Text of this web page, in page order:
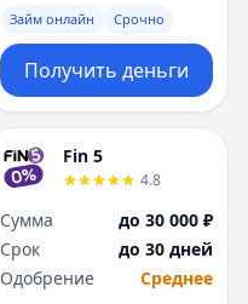
Пенза
Пермь
Р
Ростов-на-Дону
Рязань
С
Самара
Санкт-Петербург
Саратов
Пенза
Пермь
Р
Ростов-на-Дону
Рязань
С
Самара
Санкт-Петербург
Саратов
Займ онлайн Срочно
Получить деньги
Fin 5
4.8
Сумма
до 30 000 ₽
Срок
до 30 дней
Одобрение
Среднее